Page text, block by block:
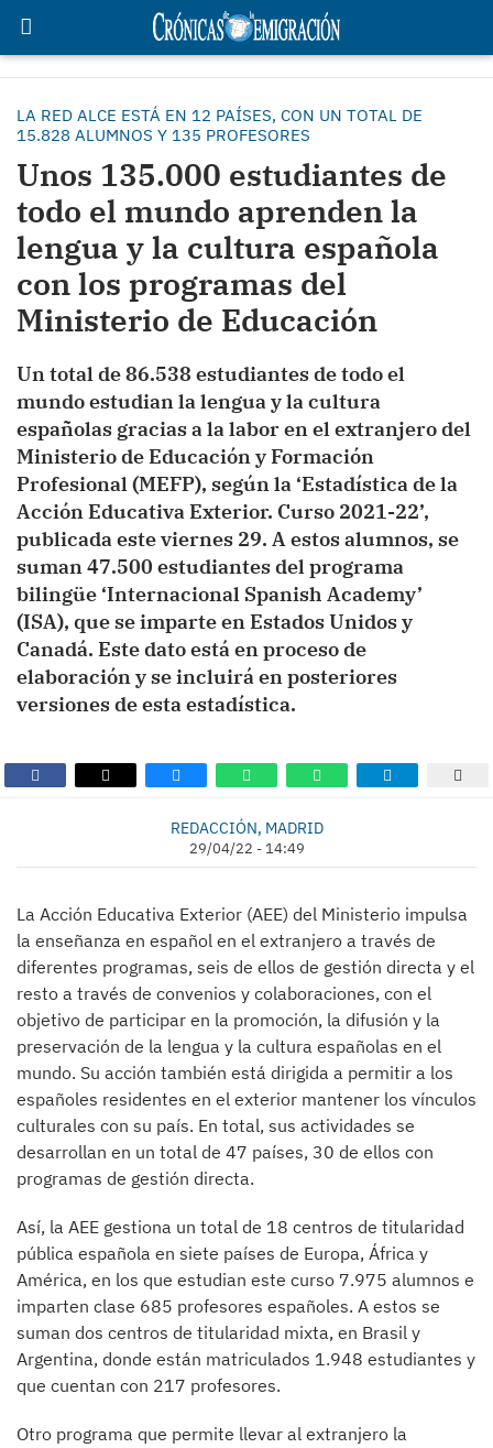
LA RED ALCE ESTÁ EN 12 PAÍSES, CON UN TOTAL DE
15.828 ALUMNOS Y 135 PROFESORES
Unos 135.000 estudiantes de
todo el mundo aprenden la
lengua y la cultura española
con los programas del
Ministerio de Educación
Un total de 86.538 estudiantes de todo el
mundo estudian la lengua y la cultura
españolas gracias a la labor en el extranjero del
Ministerio de Educación y Formación
Profesional (MEFP), según la ‘Estadística de la
Acción Educativa Exterior. Curso 2021-22’,
publicada este viernes 29. A estos alumnos, se
suman 47.500 estudiantes del programa
bilingüe ‘Internacional Spanish Academy’
(ISA), que se imparte en Estados Unidos y
Canadá. Este dato está en proceso de
elaboración y se incluirá en posteriores
versiones de esta estadística.
REDACCIÓN, MADRID
29/04/22 - 14:49
La Acción Educativa Exterior (AEE) del Ministerio impulsa
la enseñanza en español en el extranjero a través de
diferentes programas, seis de ellos de gestión directa y el
resto a través de convenios y colaboraciones, con el
objetivo de participar en la promoción, la difusión y la
preservación de la lengua y la cultura españolas en el
mundo. Su acción también está dirigida a permitir a los
españoles residentes en el exterior mantener los vínculos
culturales con su país. En total, sus actividades se
desarrollan en un total de 47 países, 30 de ellos con
programas de gestión directa.
Así, la AEE gestiona un total de 18 centros de titularidad
pública española en siete países de Europa, África y
América, en los que estudian este curso 7.975 alumnos e
imparten clase 685 profesores españoles. A estos se
suman dos centros de titularidad mixta, en Brasil y
Argentina, donde están matriculados 1.948 estudiantes y
que cuentan con 217 profesores.
Otro programa que permite llevar al extranjero la